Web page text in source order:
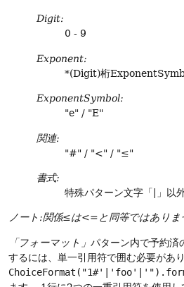
Digit:
0 - 9
Exponent:
*(Digit)桁
ExponentSymbol:
"e" / "E"
関連:
"#" / "<" / "≤"
書式:
特殊パターン文字「|」以
ノート:関係≤は<=と同等ではありま
「フォーマット」 パターン内で予約済
するには、単一引用符で囲む必要があり